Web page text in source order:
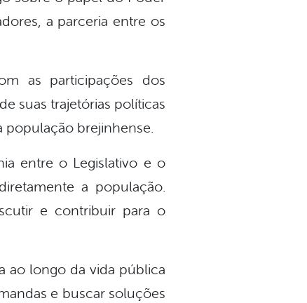
a parceria entre os
as participações dos
suas trajetórias políticas
população brejinhense.
entre o Legislativo e o
a população.
e contribuir para o
ao longo da vida pública
e buscar soluções